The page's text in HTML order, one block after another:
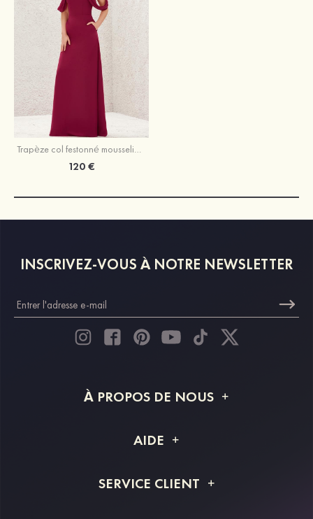
Trapèze col festonné mousseline longueur ras du sol robe de demoiselle d'honneur avec poches
120 €
INSCRIVEZ-VOUS À NOTRE NEWSLETTER
À PROPOS DE NOUS
Livraison
AIDE
Retour et remboursement
SERVICE CLIENT